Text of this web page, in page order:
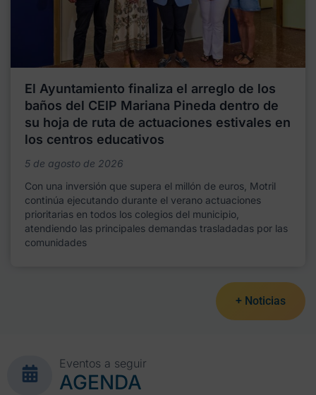
El Ayuntamiento finaliza el arreglo de los
baños del CEIP Mariana Pineda dentro de
su hoja de ruta de actuaciones estivales en
los centros educativos
5 de agosto de 2026
Con una inversión que supera el millón de euros, Motril
continúa ejecutando durante el verano actuaciones
prioritarias en todos los colegios del municipio,
atendiendo las principales demandas trasladadas por las
comunidades
+ Noticias
Eventos a seguir
AGENDA